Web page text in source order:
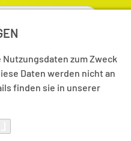
neue
zum Zweck
Daten werden nicht an
finden sie in unserer